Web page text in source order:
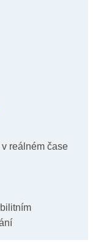
reálném čase